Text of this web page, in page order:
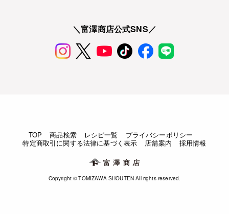
＼富澤商店公式SNS／
TOP 商品検索 レシピ一覧
プライバシーポリシー
特定商取引に関する法律に基づく表示
店舗案内 採用情報
Copyright © TOMIZAWA SHOUTEN All rights reserved.